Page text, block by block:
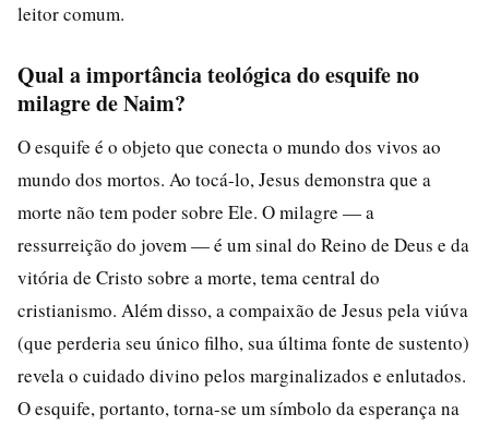
leitor comum.
Qual a importância teológica do esquife no
milagre de Naim?
O esquife é o objeto que conecta o mundo dos vivos ao
mundo dos mortos. Ao tocá-lo, Jesus demonstra que a
morte não tem poder sobre Ele. O milagre — a
ressurreição do jovem — é um sinal do Reino de Deus e da
vitória de Cristo sobre a morte, tema central do
cristianismo. Além disso, a compaixão de Jesus pela viúva
(que perderia seu único filho, sua última fonte de sustento)
revela o cuidado divino pelos marginalizados e enlutados.
O esquife, portanto, torna-se um símbolo da esperança na